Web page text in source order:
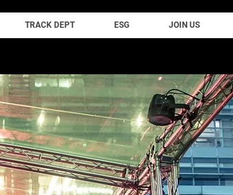
TRACK DEPT ESG JOIN US